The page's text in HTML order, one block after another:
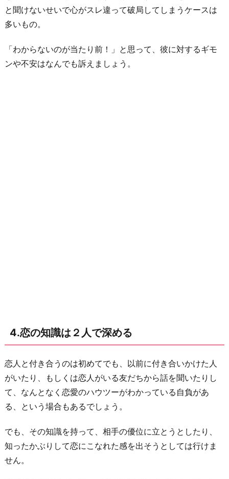
と聞けないせいで心がスレ違って破局してしまうケースは
多いもの。
「わからないのが当たり前！」と思って、彼に対するギモ
ンや不安はなんでも訴えましょう。
4.恋の知識は２人で深める
恋人と付き合うのは初めてでも、以前に付き合いかけた人
がいたり、もしくは恋人がいる友だちから話を聞いたりし
て、なんとなく恋愛のハウツーがわかっている自負があ
る、という場合もあるでしょう。
でも、その知識を持って、相手の優位に立とうとしたり、
知ったかぶりして恋にこなれた感を出そうとしては行けま
せん。